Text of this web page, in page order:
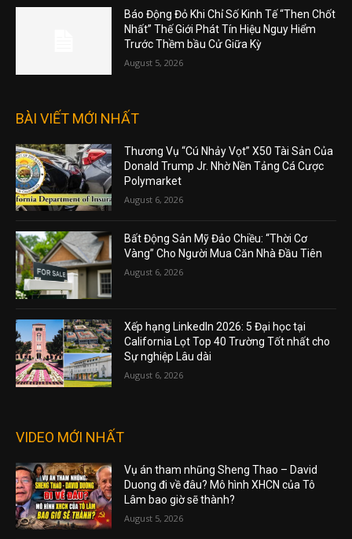
Báo Động Đỏ Khi Chỉ Số Kinh Tế “Then Chốt
Nhất” Thế Giới Phát Tín Hiệu Nguy Hiểm
Trước Thềm bầu Cử Giữa Kỳ
August 5, 2026
BÀI VIẾT MỚI NHẤT
Thương Vụ “Cú Nhảy Vọt” X50 Tài Sản Của
Donald Trump Jr. Nhờ Nền Tảng Cá Cược
Polymarket
August 6, 2026
Bất Động Sản Mỹ Đảo Chiều: “Thời Cơ
Vàng” Cho Người Mua Căn Nhà Đầu Tiên
August 6, 2026
Xếp hạng LinkedIn 2026: 5 Đại học tại
California Lọt Top 40 Trường Tốt nhất cho
Sự nghiệp Lâu dài
August 6, 2026
VIDEO MỚI NHẤT
Vụ án tham nhũng Sheng Thao – David
Duong đi về đâu? Mô hình XHCN của Tô
Lâm bao giờ sẽ thành?
August 5, 2026